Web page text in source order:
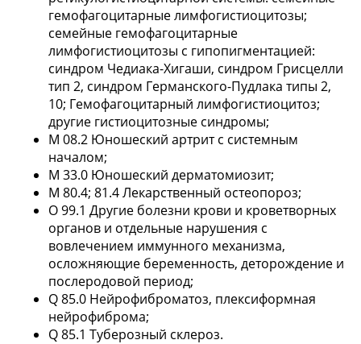
гемофагоцитарные лимфогистиоцитозы;
семейные гемофагоцитарные
лимфогистиоцитозы с гипопигментацией:
синдром Чедиака-Хигаши, синдром Грисцелли
тип 2, синдром Германского-Пудлака типы 2,
10; Гемофагоцитарный лимфогистиоцитоз;
другие гистиоцитозные синдромы;
М 08.2 Юношеский артрит с системным
началом;
М 33.0 Юношеский дерматомиозит;
М 80.4; 81.4 Лекарственный остеопороз;
О 99.1 Другие болезни крови и кроветворных
органов и отдельные нарушения с
вовлечением иммунного механизма,
осложняющие беременность, деторождение и
послеродовой период;
Q 85.0 Нейрофиброматоз, плексиформная
нейрофиброма;
Q 85.1 Туберозный склероз.